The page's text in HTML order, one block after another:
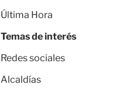
Última Hora
Temas de interés
Redes sociales
Alcaldías